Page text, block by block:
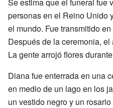
personas en el Reino Unido
el mundo. Fue transmitido
Después de la ceremonia,
La gente arrojó flores
Diana fue enterrada en una
en medio de un lago en los
un vestido negro y un